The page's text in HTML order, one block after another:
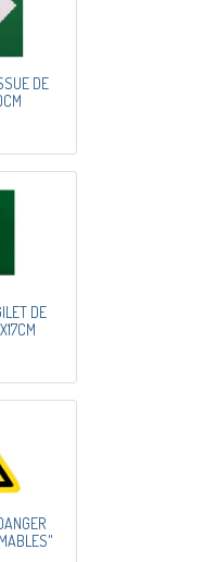
DE
DE